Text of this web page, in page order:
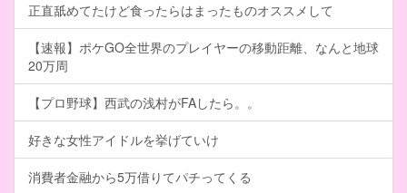
正直舐めてたけど食ったらはまったものオススメして
【速報】ポケGO全世界のプレイヤーの移動距離、なんと地球
20万周
【プロ野球】西武の浅村がFAしたら。。
好きな女性アイドルを挙げていけ
消費者金融から5万借りてパチってくる